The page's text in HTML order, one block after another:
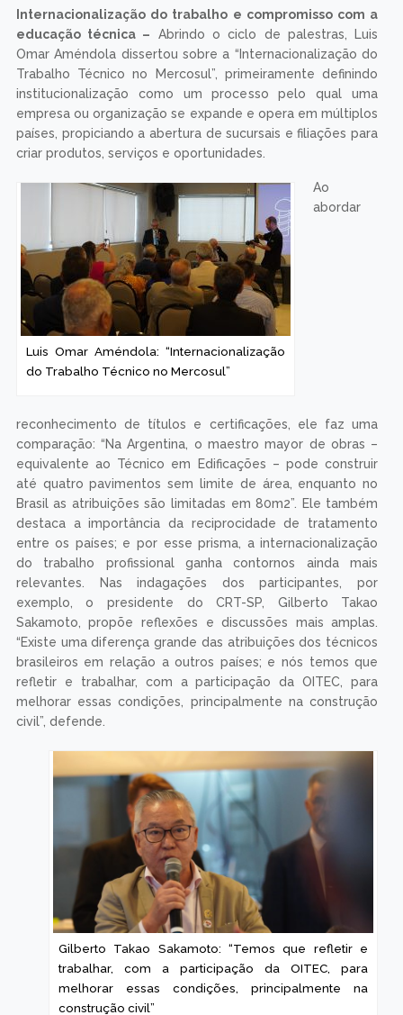
Internacionalização do trabalho e compromisso com a
educação técnica – Abrindo o ciclo de palestras, Luis
Omar Améndola dissertou sobre a “Internacionalização do
Trabalho Técnico no Mercosul”, primeiramente definindo
institucionalização como um processo pelo qual uma
empresa ou organização se expande e opera em múltiplos
países, propiciando a abertura de sucursais e filiações para
criar produtos, serviços e oportunidades.
Luis Omar Améndola: “Internacionalização
do Trabalho Técnico no Mercosul”
Ao
abordar
reconhecimento de títulos e certificações, ele faz uma
comparação: “Na Argentina, o maestro mayor de obras –
equivalente ao Técnico em Edificações – pode construir
até quatro pavimentos sem limite de área, enquanto no
Brasil as atribuições são limitadas em 80m2”. Ele também
destaca a importância da reciprocidade de tratamento
entre os países; e por esse prisma, a internacionalização
do trabalho profissional ganha contornos ainda mais
relevantes. Nas indagações dos participantes, por
exemplo, o presidente do CRT-SP, Gilberto Takao
Sakamoto, propõe reflexões e discussões mais amplas.
“Existe uma diferença grande das atribuições dos técnicos
brasileiros em relação a outros países; e nós temos que
refletir e trabalhar, com a participação da OITEC, para
melhorar essas condições, principalmente na construção
civil”, defende.
Gilberto Takao Sakamoto: “Temos que refletir e
trabalhar, com a participação da OITEC, para
melhorar essas condições, principalmente na
construção civil”